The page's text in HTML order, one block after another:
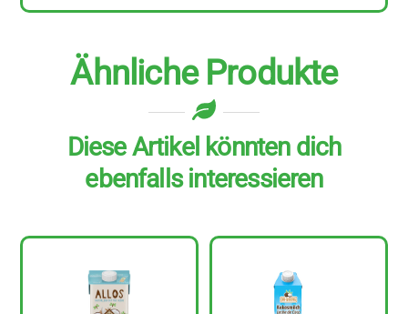
Ähnliche Produkte
Diese Artikel könnten dich
ebenfalls interessieren